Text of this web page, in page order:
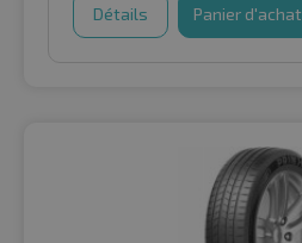
Détails Panier d'achat